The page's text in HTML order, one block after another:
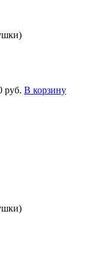
руб. В корзину